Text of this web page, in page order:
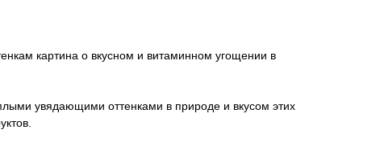
картина о вкусном и витаминном угощении в
увядающими оттенками в природе и вкусом этих